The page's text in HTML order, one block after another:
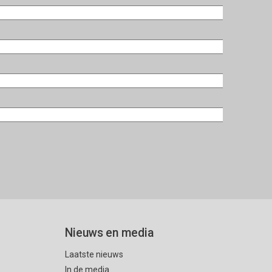
Nieuws en media
Laatste nieuws
In de media